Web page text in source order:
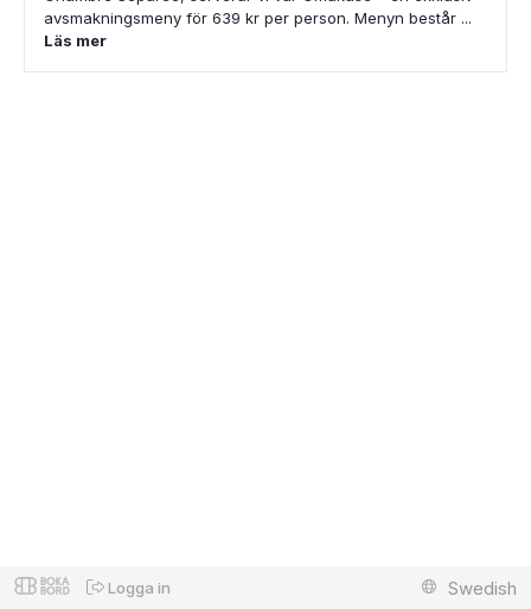
avsmakningsmeny för 639 kr per person. Menyn består ...
Läs mer
Logga in Swedish